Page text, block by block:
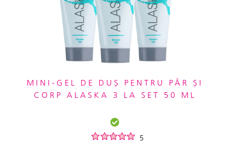
MINI-GEL DE DUȘ PENTRU PĂR ȘI
CORP ALASKA 3 LA SET 50 ML
5